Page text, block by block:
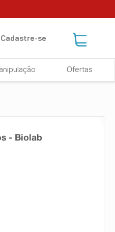
se
Ofertas
- Biolab